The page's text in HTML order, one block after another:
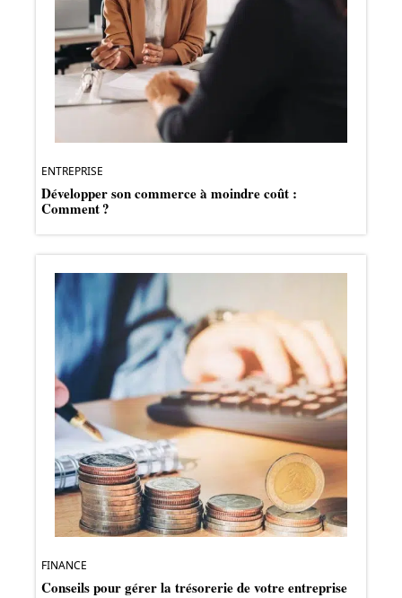
ENTREPRISE
Développer son commerce à moindre coût :
Comment ?
FINANCE
Conseils pour gérer la trésorerie de votre entreprise